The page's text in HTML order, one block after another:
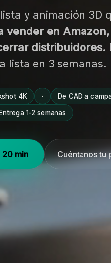
y animación 3D
vender en
distribuidores.
lista en 3 semanas.
4K · De CAD a
1-2 semanas
20 min Cuéntanos tu